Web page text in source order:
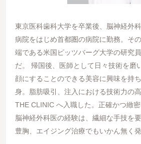
東京医科歯科大学を卒業後、脳神経外
病院をはじめ首都圏の病院に勤務。そ
端である米国ピッツバーグ大学の研究
だ。 帰国後、医師として日々技術を磨
顔にすることのできる美容に興味を持
身。脂肪吸引、注入における技術力の
THE CLINIC へ入職した。正確かつ緻
脳神経外科医の経験は、繊細な手技を
豊胸、エイジング治療でもいかん無く発